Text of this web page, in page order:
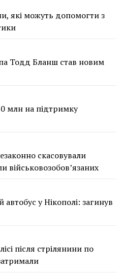
які можуть допомогти з
Тодд Бланш став новим
млн на підтримку
скасовували
військовозобов’язаних
автобус у Нікополі: загинув
після стрілянини по